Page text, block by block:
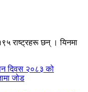
राष्ट्रहरू छन् । यिनमा